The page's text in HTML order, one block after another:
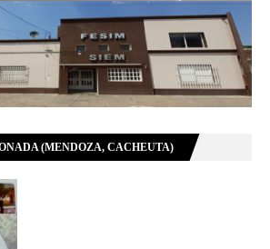
(MENDOZA, CACHEUTA)